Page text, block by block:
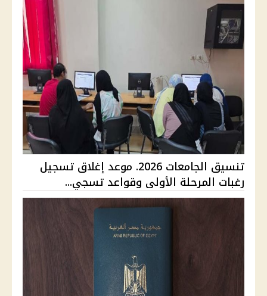
تنسيق الجامعات 2026. موعد إغلاق تسجيل
رغبات المرحلة الأولى وقواعد تسجي...